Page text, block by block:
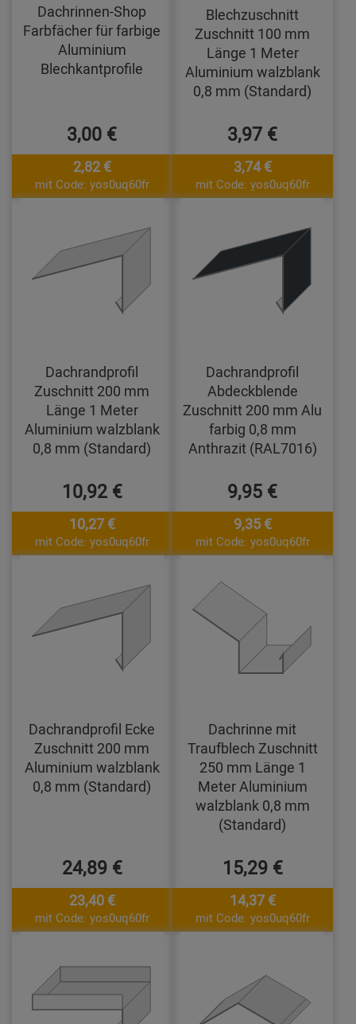
Dachrinnen-Shop
Farbfächer für farbige
Aluminium
Blechkantprofile
3,00 €
2,82 €
mit Code: yos0uq60fr
Blechzuschnitt
Zuschnitt 100 mm
Länge 1 Meter
Aluminium walzblank
0,8 mm (Standard)
3,97 €
3,74 €
mit Code: yos0uq60fr
Dachrandprofil
Zuschnitt 200 mm
Länge 1 Meter
Aluminium walzblank
0,8 mm (Standard)
10,92 €
10,27 €
mit Code: yos0uq60fr
Dachrandprofil
Abdeckblende
Zuschnitt 200 mm Alu
farbig 0,8 mm
Anthrazit (RAL7016)
9,95 €
9,35 €
mit Code: yos0uq60fr
Dachrandprofil Ecke
Zuschnitt 200 mm
Aluminium walzblank
0,8 mm (Standard)
24,89 €
23,40 €
mit Code: yos0uq60fr
Dachrinne mit
Traufblech Zuschnitt
250 mm Länge 1
Meter Aluminium
walzblank 0,8 mm
(Standard)
15,29 €
14,37 €
mit Code: yos0uq60fr